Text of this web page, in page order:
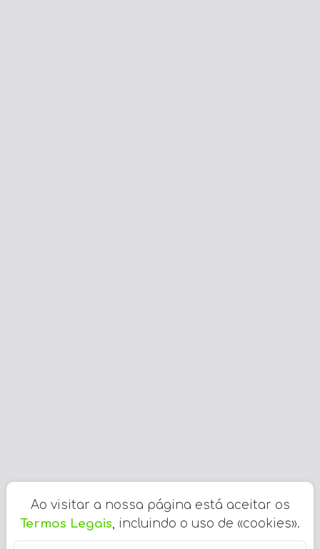
Ao visitar a nossa página está aceitar os
Termos Legais , incluindo o uso de «cookies».